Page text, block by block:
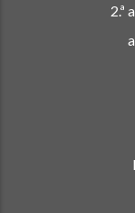
2.ª